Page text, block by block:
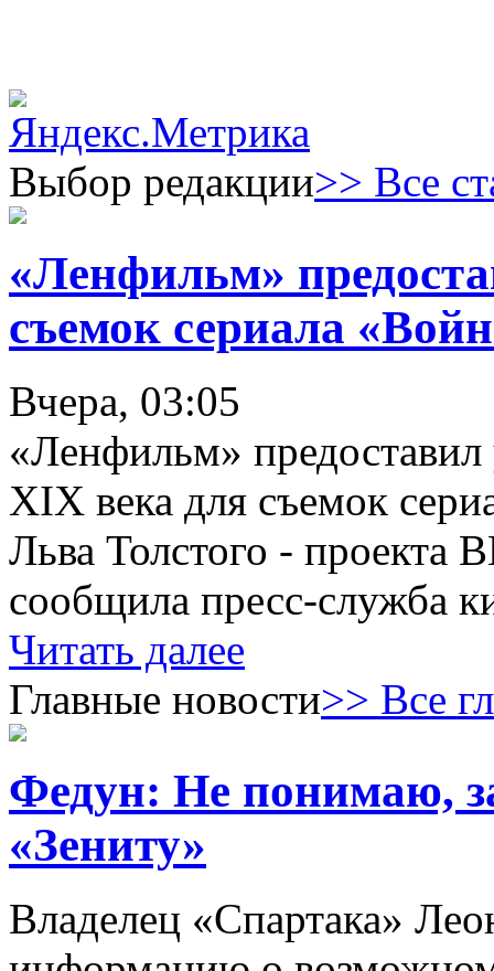
Выбор редакции>> Все
«Ленфильм»
съемок сериала
Вчера, 03:05
«Ленфильм»
XIX века для съемок
Льва Толстого - проекта
сообщила пресс-служба
Читать далее
Главные новости>> Все
Федун: Не понимаю,
«Зениту»
Владелец «Спартака»